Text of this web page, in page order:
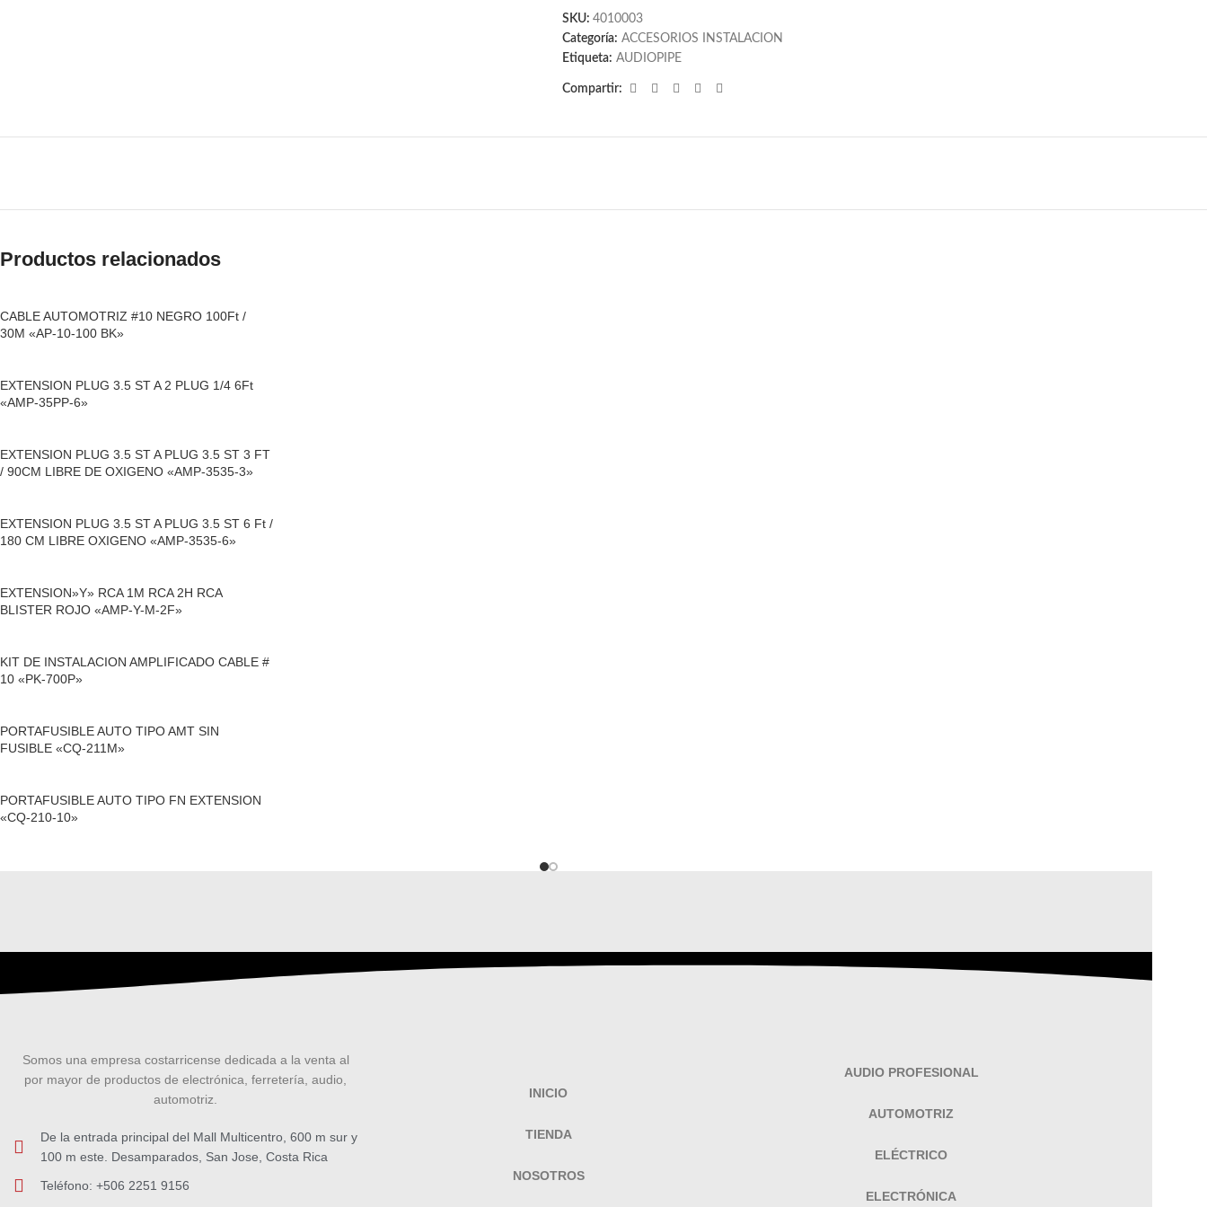
SKU: 4010003
Categoría: ACCESORIOS INSTALACION
Etiqueta: AUDIOPIPE
Compartir:
Productos relacionados
CABLE AUTOMOTRIZ #10 NEGRO 100Ft /
30M «AP-10-100 BK»
EXTENSION PLUG 3.5 ST A 2 PLUG 1/4 6Ft
«AMP-35PP-6»
EXTENSION PLUG 3.5 ST A PLUG 3.5 ST 3 FT
/ 90CM LIBRE DE OXIGENO «AMP-3535-3»
EXTENSION PLUG 3.5 ST A PLUG 3.5 ST 6 Ft /
180 CM LIBRE OXIGENO «AMP-3535-6»
EXTENSION»Y» RCA 1M RCA 2H RCA
BLISTER ROJO «AMP-Y-M-2F»
KIT DE INSTALACION AMPLIFICADO CABLE #
10 «PK-700P»
PORTAFUSIBLE AUTO TIPO AMT SIN
FUSIBLE «CQ-211M»
PORTAFUSIBLE AUTO TIPO FN EXTENSION
«CQ-210-10»
Somos una empresa costarricense dedicada a la venta al
por mayor de productos de electrónica, ferretería, audio,
automotriz.
De la entrada principal del Mall Multicentro, 600 m sur y
100 m este. Desamparados, San Jose, Costa Rica
Teléfono: +506 2251 9156
INICIO
TIENDA
NOSOTROS
AUDIO PROFESIONAL
AUTOMOTRIZ
ELÉCTRICO
ELECTRÓNICA